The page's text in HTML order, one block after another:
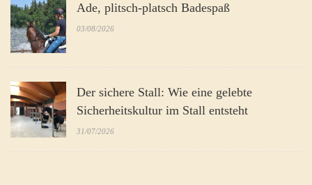
Ade, plitsch-platsch Badespaß
03/08/2026
Der sichere Stall: Wie eine gelebte
Sicherheitskultur im Stall entsteht
31/07/2026